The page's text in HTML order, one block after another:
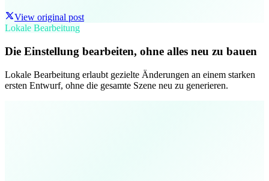
View original post
Lokale Bearbeitung
Die Einstellung bearbeiten, ohne alles neu zu bauen
Lokale Bearbeitung erlaubt gezielte Änderungen an einem starken
ersten Entwurf, ohne die gesamte Szene neu zu generieren.